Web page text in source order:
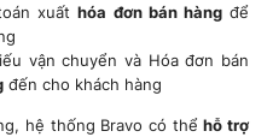
xuấthóa đơn bán hàngđể
vận chuyển và Hóa đơn bán
đến cho khách hàng
hệ thống Bravo có thểhỗ trợ